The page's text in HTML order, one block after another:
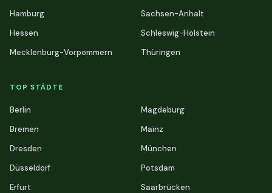
Hamburg
Hessen
Mecklenburg-Vorpommern
Sachsen-Anhalt
Schleswig-Holstein
Thüringen
TOP STÄDTE
Berlin
Bremen
Dresden
Düsseldorf
Erfurt
Magdeburg
Mainz
München
Potsdam
Saarbrücken